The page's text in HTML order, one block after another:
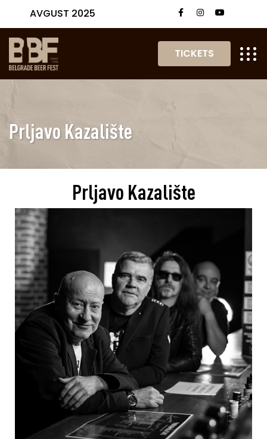
AVGUST 2025
TICKETS
Prljavo Kazalište
Prljavo Kazalište